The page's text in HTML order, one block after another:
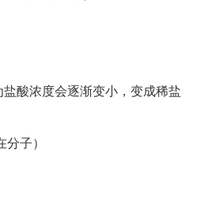
酸浓度会逐渐变小，变成稀盐
子）